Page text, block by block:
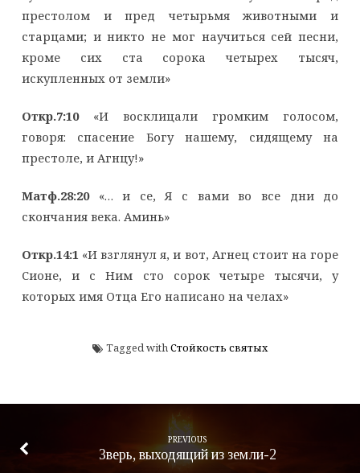
престолом и пред четырьмя животными и
старцами; и никто не мог научиться сей песни,
кроме сих ста сорока четырех тысяч,
искупленных от земли»
Откр.7:10«И восклицали громким голосом,
говоря: спасение Богу нашему, сидящему на
престоле, и Агнцу!»
Матф.28:20«… и се, Я с вами во все дни до
скончания века. Аминь»
Откр.14:1 «И взглянул я, и вот, Агнец стоит на горе
Сионе, и с Ним сто сорок четыре тысячи, у
которых имя Отца Его написано на челах»
Tagged withСтойкость святых
PREVIOUS
Зверь, выходящий из земли-2